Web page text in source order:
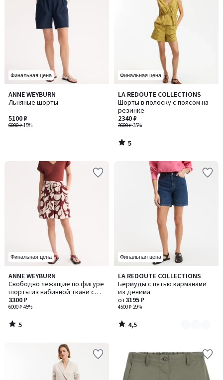
Финальная цена
ANNE WEYBURN
Льняные шорты
6000 ₽-15%
5100 ₽
Финальная цена
LA REDOUTE COLLECTIONS
Шорты в полоску с поясом на
резинке
3600 ₽-35%
2340 ₽
5
/
5
5
/
Финальная цена
ANNE WEYBURN
Свободно лежащие по фигуре
шорты из набивной ткани с
графическим рисунком, с
поясом
6000 ₽-45%
3300 ₽
5
/
5
5
/
Финальная цена
LA REDOUTE COLLECTIONS
Бермуды с пятью карманами
из денима
4500 ₽-29%
от3195 ₽
4,5
/ 5
Количество
цветов:
2
4,5
/